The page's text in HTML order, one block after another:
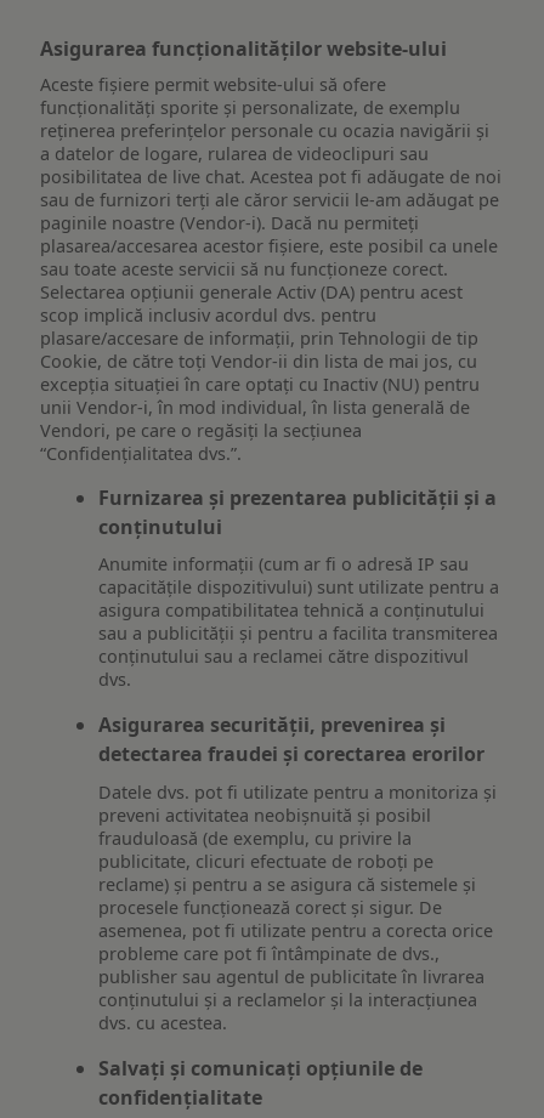
Asigurarea funcționalităților website-ului
Aceste fișiere permit website-ului să ofere
funcționalități sporite și personalizate, de exemplu
reţinerea preferinţelor personale cu ocazia navigării și
a datelor de logare, rularea de videoclipuri sau
posibilitatea de live chat. Acestea pot fi adăugate de noi
sau de furnizori terți ale căror servicii le-am adăugat pe
paginile noastre (Vendor-i). Dacă nu permiteți
plasarea/accesarea acestor fișiere, este posibil ca unele
sau toate aceste servicii să nu funcționeze corect.
Selectarea opțiunii generale Activ (DA) pentru acest
scop implică inclusiv acordul dvs. pentru
plasare/accesare de informații, prin Tehnologii de tip
Cookie, de către toți Vendor-ii din lista de mai jos, cu
excepția situației în care optați cu Inactiv (NU) pentru
unii Vendor-i, în mod individual, în lista generală de
Vendori, pe care o regăsiți la secțiunea
“Confidențialitatea dvs.”.
Furnizarea și prezentarea publicității și a
conținutului
Anumite informații (cum ar fi o adresă IP sau
capacitățile dispozitivului) sunt utilizate pentru a
asigura compatibilitatea tehnică a conținutului
sau a publicității și pentru a facilita transmiterea
conținutului sau a reclamei către dispozitivul
dvs.
Asigurarea securității, prevenirea și
detectarea fraudei și corectarea erorilor
Datele dvs. pot fi utilizate pentru a monitoriza și
preveni activitatea neobișnuită și posibil
frauduloasă (de exemplu, cu privire la
publicitate, clicuri efectuate de roboți pe
reclame) și pentru a se asigura că sistemele și
procesele funcționează corect și sigur. De
asemenea, pot fi utilizate pentru a corecta orice
probleme care pot fi întâmpinate de dvs.,
publisher sau agentul de publicitate în livrarea
conținutului și a reclamelor și la interacțiunea
dvs. cu acestea.
Salvați și comunicați opțiunile de
confidențialitate